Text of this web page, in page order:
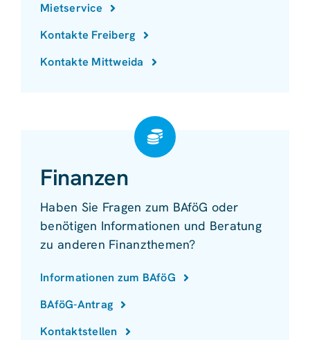
Mietservice
Kontakte Freiberg
Kontakte Mittweida
Finanzen
Haben Sie Fragen zum BAföG oder
benötigen Informationen und Beratung
zu anderen Finanzthemen?
Informationen zum BAföG
BAföG-Antrag
Kontaktstellen